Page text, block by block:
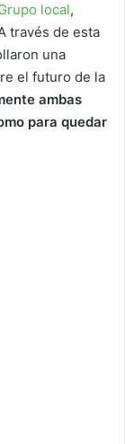
local,
través de esta
una
el futuro de la
ambas
para quedar